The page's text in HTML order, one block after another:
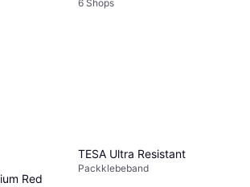
6 Shops
Red
TESA Ultra Resistant
Packklebeband